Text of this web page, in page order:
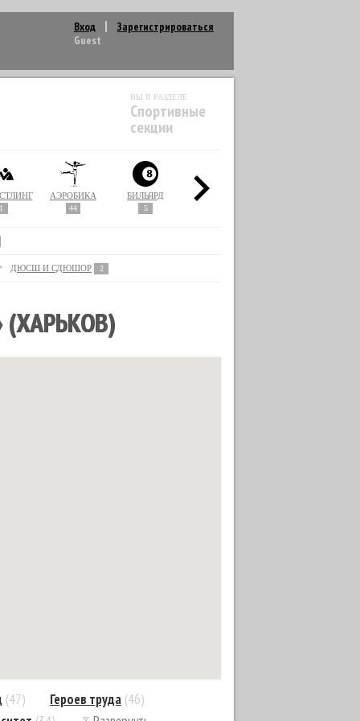
Вход
Зарегистрироваться
Guest
ВЫ В РАЗДЕЛЕ
Спортивные
секции
1
АЭРОБИКА
44
БИЛЬЯРД
5
ДЮСШ И СДЮШОР 2
(47) Героев труда (46)